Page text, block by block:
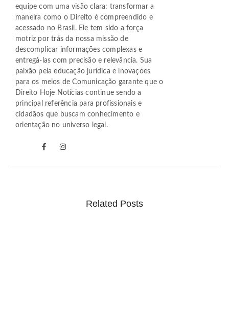
equipe com uma visão clara: transformar a
maneira como o Direito é compreendido e
acessado no Brasil. Ele tem sido a força
motriz por trás da nossa missão de
descomplicar informações complexas e
entregá-las com precisão e relevância. Sua
paixão pela educação jurídica e inovações
para os meios de Comunicação garante que o
Direito Hoje Notícias continue sendo a
principal referência para profissionais e
cidadãos que buscam conhecimento e
orientação no universo legal.
Related Posts